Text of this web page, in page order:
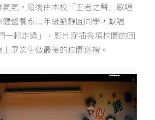
氛。最後由本校「王者之聲」歌唱
營養系二年級劉靜圓同學，獻唱
一起走過」，影片穿插各項校園的回
畢業生做最後的校園巡禮。